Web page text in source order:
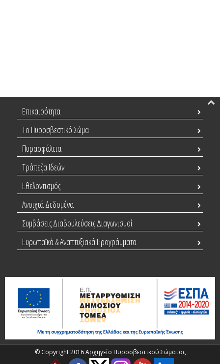
Επικαιρότητα
Το Πυροσβεστικό Σώμα
Πυρασφάλεια
Τράπεζα Ιδεών
Εθελοντισμός
Ανοιχτά Δεδομένα
Συμβάσεις Διαβουλεύσεις Διαγωνισμοί
Ευρωπαϊκά & Αναπτυξιακά Προγράμματα
© Copyright 2016 Αρχηγείο Πυροσβεστικού Σώματος